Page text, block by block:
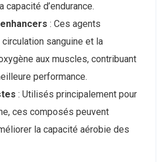
capacité d’endurance.
: Ces agents
sanguine et la
aux muscles, contribuant
performance.
: Utilisés principalement pour
ces composés peuvent
la capacité aérobie des